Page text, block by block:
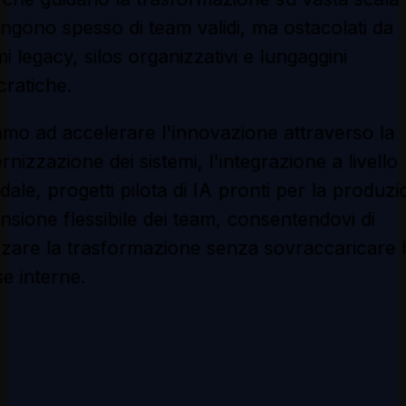
aziende e le divisioni della classifica
guidano la trasformazione su vasta scala
spesso di team validi, ma ostacolati da
ad accelerare l'innovazione attraverso la
dei sistemi, l'integrazione a livello
progetti pilota di IA pronti per la
flessibile dei team, consentendovi di